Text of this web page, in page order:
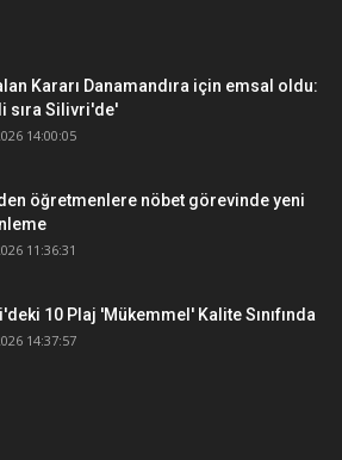
Kararı Danamandıra için emsal oldu:
sıra Silivri'de'
14:00:05
öğretmenlere nöbet görevinde yeni
11:36:31
10 Plaj 'Mükemmel' Kalite Sınıfında
14:37:57